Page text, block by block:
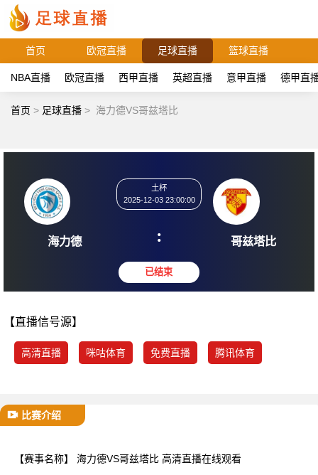
首页 欧冠直播 足球直播 篮球直播
NBA直播 欧冠直播 西甲直播 英超直播 意甲直播 德甲直
首页 > 足球直播 > 海力德VS哥兹塔比
海力德
2025-12-03 23:00:00
: 哥兹
【直播信号源】
高清直播 咪咕体育 免费直播 腾讯体育
比赛介绍
【赛事名称】 海力德VS哥兹塔比 高清直播在线观看